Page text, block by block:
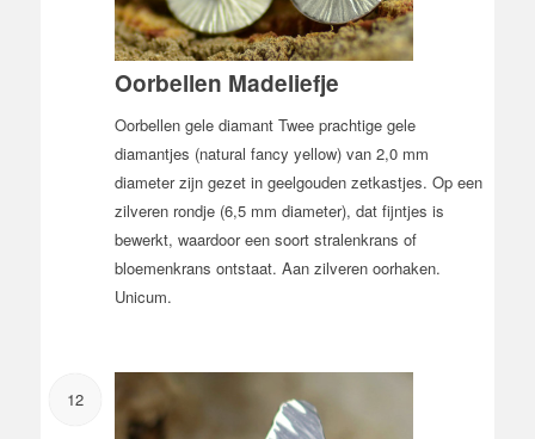
Oorbellen Madeliefje
Oorbellen gele diamant Twee prachtige gele
diamantjes (natural fancy yellow) van 2,0 mm
diameter zijn gezet in geelgouden zetkastjes. Op een
zilveren rondje (6,5 mm diameter), dat fijntjes is
bewerkt, waardoor een soort stralenkrans of
bloemenkrans ontstaat. Aan zilveren oorhaken.
Unicum.
12